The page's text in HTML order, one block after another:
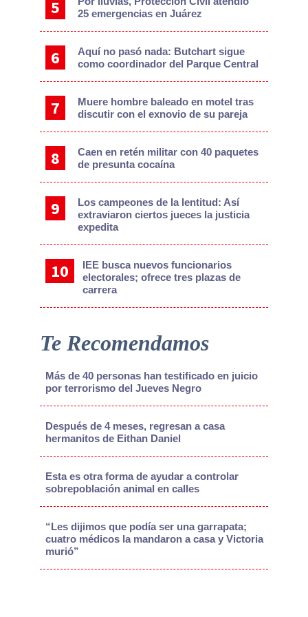
25 emergencias en Juárez
Aquí no pasó nada: Butchart sigue
como coordinador del Parque Central
Muere hombre baleado en motel tras
discutir con el exnovio de su pareja
Caen en retén militar con 40 paquetes
de presunta cocaína
Los campeones de la lentitud: Así
extraviaron ciertos jueces la justicia
expedita
IEE busca nuevos funcionarios
electorales; ofrece tres plazas de
carrera
Te Recomendamos
Más de 40 personas han testificado en juicio
por terrorismo del Jueves Negro
Después de 4 meses, regresan a casa
hermanitos de Eithan Daniel
Esta es otra forma de ayudar a controlar
sobrepoblación animal en calles
“Les dijimos que podía ser una garrapata;
cuatro médicos la mandaron a casa y Victoria
murió”